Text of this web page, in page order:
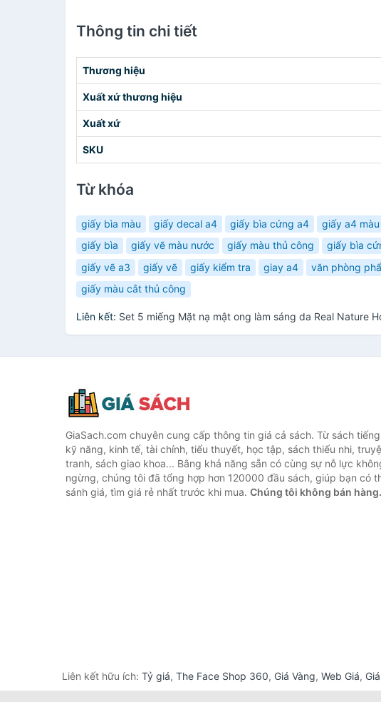
Thông tin chi tiết
Thương hiệu
Xuất xứ thương hiệu
Xuất xứ
SKU
Từ khóa
giấy bìa màu giấy decal a4 giấy bìa cứng a4 giấy a4 màu
giấy bìa
giấy vẽ màu nước giấy màu thủ công giấy bìa
giấy vẽ a3
giấy vẽ giấy kiểm tra giay a4 văn phòng
giấy màu cắt thủ công
Liên kết: Set 5 miếng Mặt nạ mật ong làm sáng da Real Nature
GiaSach.com chuyên cung cấp thông tin giá cả sách. Từ sách
kỹ năng, kinh tế, tài chính, tiểu thuyết, học tập, sách thiếu nhi,
tranh, sách giao khoa... Bằng khả năng sẵn có cùng sự nỗ lực
ngừng, chúng tôi đã tổng hợp hơn 120000 đầu sách, giúp bạn có
sánh giá, tìm giá rẻ nhất trước khi mua. Chúng tôi không bán hàng.
Liên kết hữu ích: Tỷ giá, The Face Shop 360, Giá Vàng, Web Giá,